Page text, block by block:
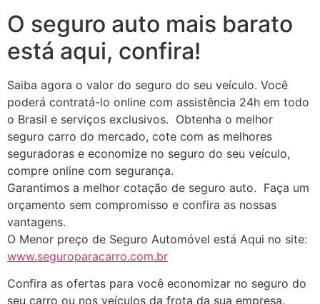
O seguro auto mais barato
está aqui, confira!
Saiba agora o valor do seguro do seu veículo. Você
poderá contratá-lo online com assistência 24h em todo
o Brasil e serviços exclusivos. Obtenha o melhor
seguro carro do mercado, cote com as melhores
seguradoras e economize no seguro do seu veículo,
compre online com segurança.
Garantimos a melhor cotação de seguro auto. Faça um
orçamento sem compromisso e confira as nossas
vantagens.
O Menor preço de Seguro Automóvel está Aqui no site:
www.seguroparacarro.com.br
Confira as ofertas para você economizar no seguro do
seu carro ou nos veículos da frota da sua empresa.